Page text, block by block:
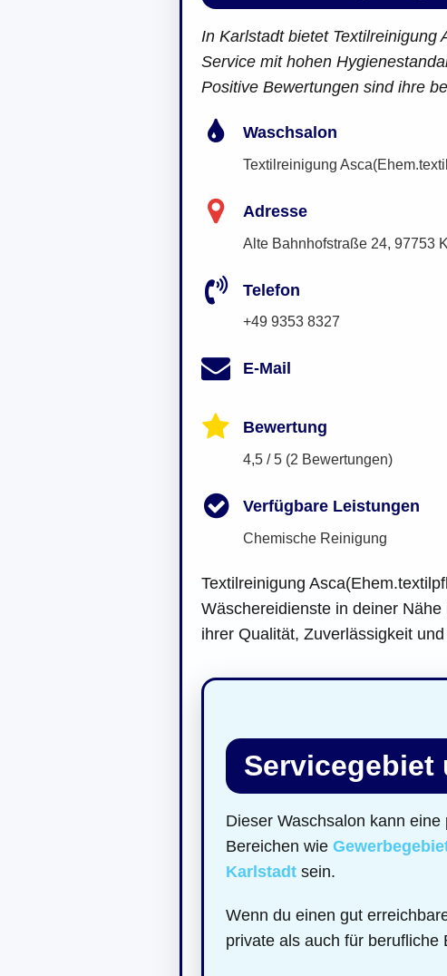
In Karlstadt bietet Textilreinigung
Service mit hohen
Positive Bewertungen sind ihre
Waschsalon
Textilreinigung
Adresse
Alte Bahnhofstraße 24, 97753
Telefon
+49 9353 8327
E-Mail
Bewertung
4,5 / 5 (2 Bewertungen)
Verfügbare Leistungen
Chemische Reinigung
Textilreinigung
Wäschereidienste in deiner
ihrer Qualität, Zuverlässigkeit
Servicegebiet
Dieser Waschsalon kann
Bereichen wie
Karlstadt sein.
Wenn du einen gut
private als auch für